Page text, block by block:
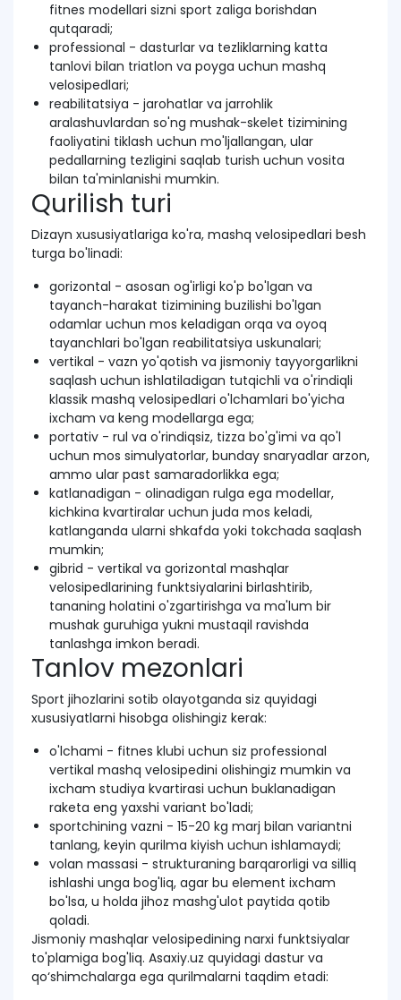
fitnes modellari sizni sport zaliga borishdan
qutqaradi;
professional - dasturlar va tezliklarning katta
tanlovi bilan triatlon va poyga uchun mashq
velosipedlari;
reabilitatsiya - jarohatlar va jarrohlik
aralashuvlardan so'ng mushak-skelet tizimining
faoliyatini tiklash uchun mo'ljallangan, ular
pedallarning tezligini saqlab turish uchun vosita
bilan ta'minlanishi mumkin.
Qurilish turi
Dizayn xususiyatlariga ko'ra, mashq velosipedlari besh
turga bo'linadi:
gorizontal - asosan og'irligi ko'p bo'lgan va
tayanch-harakat tizimining buzilishi bo'lgan
odamlar uchun mos keladigan orqa va oyoq
tayanchlari bo'lgan reabilitatsiya uskunalari;
vertikal - vazn yo'qotish va jismoniy tayyorgarlikni
saqlash uchun ishlatiladigan tutqichli va o'rindiqli
klassik mashq velosipedlari o'lchamlari bo'yicha
ixcham va keng modellarga ega;
portativ - rul va o'rindiqsiz, tizza bo'g'imi va qo'l
uchun mos simulyatorlar, bunday snaryadlar arzon,
ammo ular past samaradorlikka ega;
katlanadigan - olinadigan rulga ega modellar,
kichkina kvartiralar uchun juda mos keladi,
katlanganda ularni shkafda yoki tokchada saqlash
mumkin;
gibrid - vertikal va gorizontal mashqlar
velosipedlarining funktsiyalarini birlashtirib,
tananing holatini o'zgartirishga va ma'lum bir
mushak guruhiga yukni mustaqil ravishda
tanlashga imkon beradi.
Tanlov mezonlari
Sport jihozlarini sotib olayotganda siz quyidagi
xususiyatlarni hisobga olishingiz kerak:
o'lchami - fitnes klubi uchun siz professional
vertikal mashq velosipedini olishingiz mumkin va
ixcham studiya kvartirasi uchun buklanadigan
raketa eng yaxshi variant bo'ladi;
sportchining vazni - 15-20 kg marj bilan variantni
tanlang, keyin qurilma kiyish uchun ishlamaydi;
volan massasi - strukturaning barqarorligi va silliq
ishlashi unga bog'liq, agar bu element ixcham
bo'lsa, u holda jihoz mashg'ulot paytida qotib
qoladi.
Jismoniy mashqlar velosipedining narxi funktsiyalar
to'plamiga bog'liq. Asaxiy.uz quyidagi dastur va
qo‘shimchalarga ega qurilmalarni taqdim etadi: